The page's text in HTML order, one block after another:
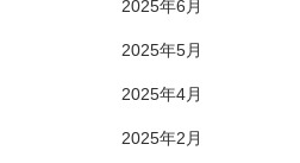
2025年6月
2025年5月
2025年4月
2025年2月